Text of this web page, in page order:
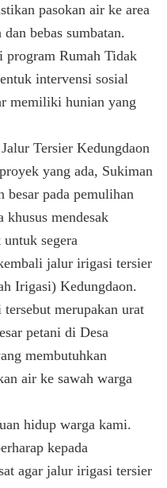
pasokan air ke area
bebas sumbatan.
program Rumah Tidak
intervensi sosial
memiliki hunian yang
Tersier Kedungdaon
yang ada, Sukiman
besar pada pemulihan
khusus mendesak
segera
jalur irigasi tersier
Irigasi) Kedungdaon.
merupakan urat
petani di Desa
membutuhkan
air ke sawah warga
hidup warga kami.
kepada
agar jalur irigasi tersier